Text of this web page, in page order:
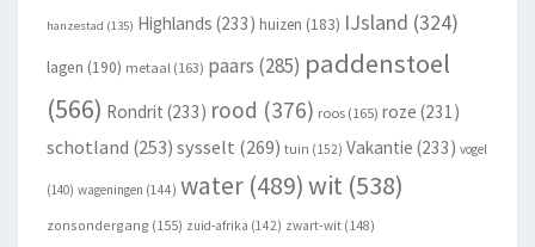
hanzestad (135) Highlands (233) huizen (183) IJsland (324)
lagen (190) metaal (163) paars (285) paddenstoel
(566) Rondrit (233) rood (376) roos (165) roze (231)
schotland (253) sysselt (269) tuin (152) Vakantie (233) vogel
(140) wageningen (144) water (489)wit (538)
zonsondergang (155) zuid-afrika (142) zwart-wit (148)